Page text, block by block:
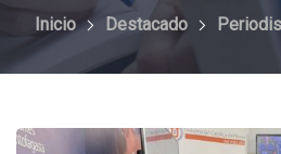
Inicio Destacado